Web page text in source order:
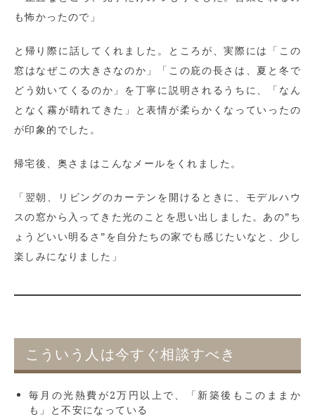
も怖かったので」
と帰り際に話してくれました。ところが、実際には「この
窓はなぜこの大きさなのか」「この庇の長さは、夏と冬で
どう効いてくるのか」を丁寧に説明されるうちに、「なん
となく霧が晴れてきた」と表情が柔らかくなっていったの
が印象的でした。
帰宅後、奥さまはこんなメールをくれました。
「翌朝、リビングのカーテンを開けるときに、モデルハウ
スの窓から入ってきた光のことを思い出しました。あの”ち
ょうどいい明るさ”を自分たちの家でも感じたいなと、少し
楽しみになりました」
こういう人は今すぐ相談すべき
毎月の光熱費が2万円以上で、「新築後もこのままか
も」と不安になっている